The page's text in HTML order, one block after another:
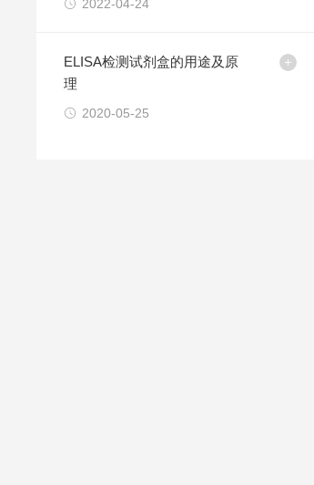
2022-04-24
ELISA检测试剂盒的用途及原
理
2020-05-25